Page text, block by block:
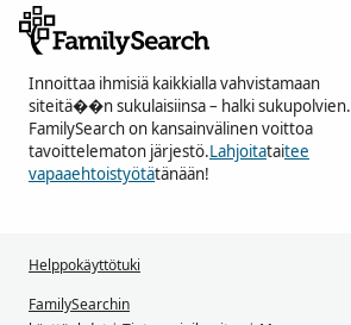
Innoittaa ihmisiä kaikkialla vahvistamaan
siteitä��n sukulaisiinsa – halki sukupolvien.
FamilySearch on kansainvälinen voittoa
tavoittelematon järjestö.Lahjoitataitee
vapaaehtoistyötätänään!
Helppokäyttötuki
FamilySearchin